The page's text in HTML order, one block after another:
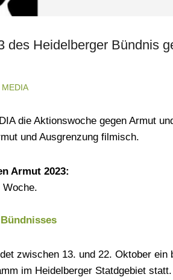
des Heidelberger Bündnis
MEDIA
die Aktionswoche gegen Armut
und Ausgrenzung filmisch.
Armut 2023:
Woche.
zwischen 13. und 22. Oktober ein
im Heidelberger Statdgebiet